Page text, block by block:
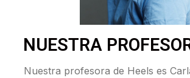
NUESTRA
Nuestra profesora de Heels es